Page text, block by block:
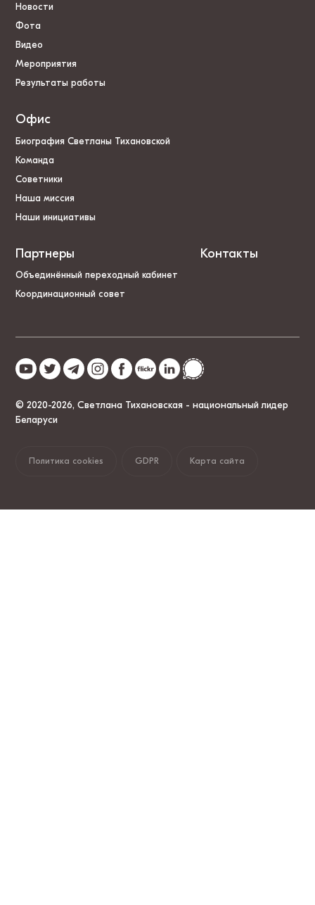
Новости
Фота
Видео
Мероприятия
Результаты работы
Офис
Биография Светланы Тихановской
Команда
Советники
Наша миссия
Наши инициативы
Партнеры
Объединённый переходный кабинет
Координационный совет
Контакты
© 2020-2026, Светлана Тихановская - национальный лидер
Беларуси
Политика cookies GDPR Карта сайта